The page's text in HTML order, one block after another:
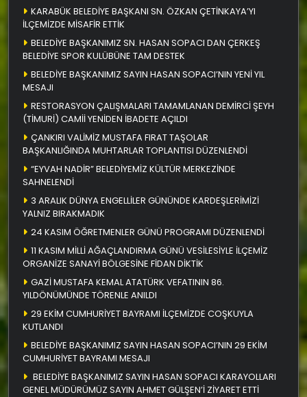
KARABÜK BELEDİYE BAŞKANI SN. ÖZKAN ÇETİNKAYA’YI
İLÇEMİZDE MİSAFİR ETTİK
BELEDİYE BAŞKANIMIZ SN. HASAN SOPACI DAN ÇERKEŞ
BELEDİYE SPOR KULÜBÜNE TAM DESTEK
BELEDİYE BAŞKANIMIZ SAYIN HASAN SOPACI’NIN YENİ YIL
MESAJI
RESTORASYON ÇALIŞMALARI TAMAMLANAN DEMİRCİ ŞEYH
(TİMURİ) CAMİİ YENİDEN İBADETE AÇILDI
ÇANKIRI VALİMİZ MUSTAFA FIRAT TAŞOLAR
BAŞKANLIĞINDA MUHTARLAR TOPLANTISI DÜZENLENDİ
“EYVAH NADİR” BELEDİYEMİZ KÜLTÜR MERKEZİNDE
SAHNELENDİ
3 ARALIK DÜNYA ENGELLİLER GÜNÜNDE KARDEŞLERİMİZİ
YALNIZ BIRAKMADIK
24 KASIM ÖĞRETMENLER GÜNÜ PROGRAMI DÜZENLENDİ
11 KASIM MİLLİ AĞAÇLANDIRMA GÜNÜ VESİLESİYLE İLÇEMİZ
ORGANİZE SANAYİ BÖLGESİNE FİDAN DİKTİK
GAZİ MUSTAFA KEMAL ATATÜRK VEFATININ 86.
YILDÖNÜMÜNDE TÖRENLE ANILDI
29 EKİM CUMHURİYET BAYRAMI İLÇEMİZDE COŞKUYLA
KUTLANDI
BELEDİYE BAŞKANIMIZ SAYIN HASAN SOPACI’NIN 29 EKİM
CUMHURİYET BAYRAMI MESAJI
BELEDİYE BAŞKANIMIZ SAYIN HASAN SOPACI KARAYOLLARI
GENEL MÜDÜRÜMÜZ SAYIN AHMET GÜLŞEN’İ ZİYARET ETTİ